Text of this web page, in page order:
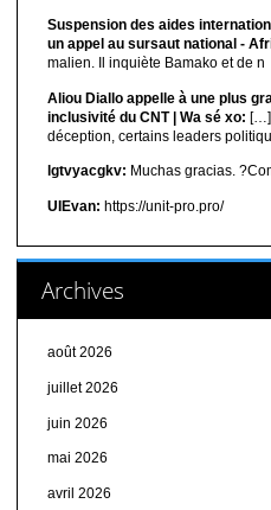
Suspension des aides
un appel au sursaut national -
malien. Il inquiète Bamako et de n
Aliou Diallo appelle à une plus
inclusivité du CNT | Wa sé xo: […]
déception, certains leaders
lgtvyacgkv: Muchas gracias.
UIEvan: https://unit-pro.pro/
Archives
août 2026
juillet 2026
juin 2026
mai 2026
avril 2026